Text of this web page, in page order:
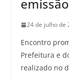
24 de julho de
Encontro
Prefeitura e
realizado no